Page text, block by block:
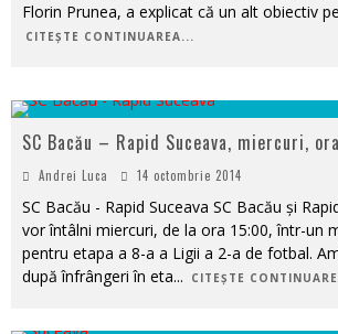
Florin Prunea, a explicat că un alt obiectiv
CITEȘTE CONTINUAREA...
SC Bacău – Rapid Suceava, miercuri,
Andrei Luca 14 octombrie 2014
SC Bacău - Rapid Suceava SC Bacău și
vor întâlni miercuri, de la ora 15:00, într-un
pentru etapa a 8-a a Ligii a 2-a de fotbal.
după înfrângeri în eta... CITEȘTE